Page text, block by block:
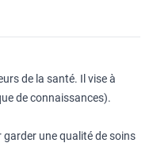
de la santé. Il vise à
de connaissances).
garder une qualité de soins